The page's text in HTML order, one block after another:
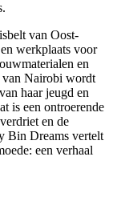
van Oost-
werkplaats voor
en
van Nairobi wordt
haar jeugd en
is een ontroerende
en de
Bin Dreams vertelt
een verhaal